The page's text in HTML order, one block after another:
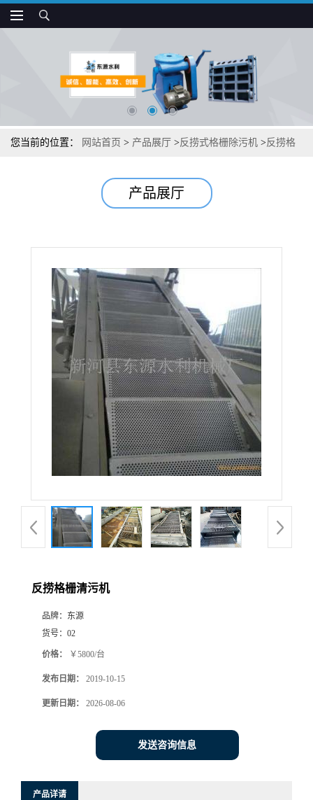
您当前的位置： 网站首页 > 产品展厅 >反捞式格栅除污机 >反捞格
产品展厅
反捞格栅清污机
品牌： 东源
货号： 02
价格： ￥5800/台
发布日期： 2019-10-15
更新日期： 2026-08-06
发送咨询信息
产品详请